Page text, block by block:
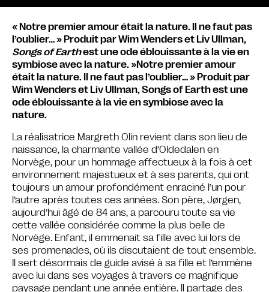
« Notre premier amour était la nature. Il ne faut pas
l’oublier… » Produit par Wim Wenders et Liv Ullman,
Songs of Earthest une ode éblouissante à la vie en
symbiose avec la nature. »Notre premier amour
était la nature. Il ne faut pas l’oublier… » Produit par
Wim Wenders et Liv Ullman, Songs of Earth est une
ode éblouissante à la vie en symbiose avec la
nature.
La réalisatrice Margreth Olin revient dans son lieu de
naissance, la charmante vallée d’Oldedalen en
Norvège, pour un hommage affectueux à la fois à cet
environnement majestueux et à ses parents, qui ont
toujours un amour profondément enraciné l’un pour
l’autre après toutes ces années. Son père, Jørgen,
aujourd’hui âgé de 84 ans, a parcouru toute sa vie
cette vallée considérée comme la plus belle de
Norvège. Enfant, il emmenait sa fille avec lui lors de
ses promenades, où ils discutaient de tout ensemble.
Il sert désormais de guide avisé à sa fille et l’emmène
avec lui dans ses voyages à travers ce magnifique
paysage pendant une année entière. Il partage des